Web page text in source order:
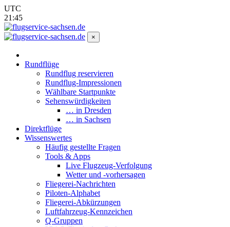
UTC
21:45
×
Rundflüge
Rundflug reservieren
Rundflug-Impressionen
Wählbare Startpunkte
Sehenswürdigkeiten
… in Dresden
… in Sachsen
Direktflüge
Wissenswertes
Häufig gestellte Fragen
Tools & Apps
Live Flugzeug-Verfolgung
Wetter und -vorhersagen
Fliegerei-Nachrichten
Piloten-Alphabet
Fliegerei-Abkürzungen
Luftfahrzeug-Kennzeichen
Q-Gruppen